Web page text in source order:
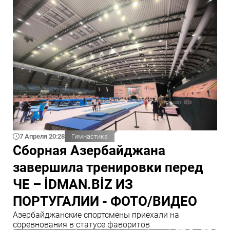
7 Апреля 20:28 Гимнастика
Сборная Азербайджана
завершила тренировки перед
ЧЕ – İDMAN.BİZ ИЗ
ПОРТУГАЛИИ - ФОТО/ВИДЕО
Азербайджанские спортсмены приехали на
соревнования в статусе фаворитов